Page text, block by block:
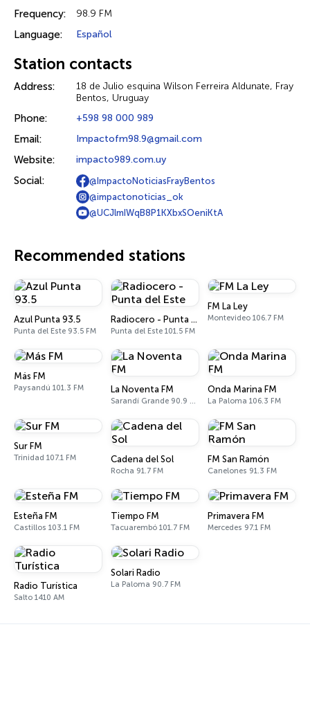
Frequency: 98.9 FM
Language: Español
Station contacts
Address:
18 de Julio esquina Wilson Ferreira Aldunate, Fray
Bentos, Uruguay
Phone: +598 98 000 989
Email: Impactofm98.9@gmail.com
Website: impacto989.com.uy
Social:
@ImpactoNoticiasFrayBentos
@impactonoticias_ok
@UCJlmIWqB8P1KXbxSOeniKtA
Recommended stations
Azul Punta 93.5
Punta del Este 93.5 FM
Radiocero - Punta del Este
Punta del Este 101.5 FM
FM La Ley
Montevideo 106.7 FM
Más FM
Paysandú 101.3 FM La Noventa FM
Sarandí Grande 90.9 FM
Onda Marina FM
La Paloma 106.3 FM
Sur FM
Trinidad 107.1 FM Cadena del Sol
Rocha 91.7 FM
FM San Ramón
Canelones 91.3 FM
Esteña FM
Castillos 103.1 FM
Tiempo FM
Tacuarembó 101.7 FM
Primavera FM
Mercedes 97.1 FM
Radio Turística
Salto 1410 AM
Solari Radio
La Paloma 90.7 FM